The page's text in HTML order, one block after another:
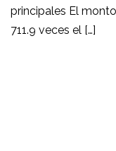
principales El
711.9 veces el […]